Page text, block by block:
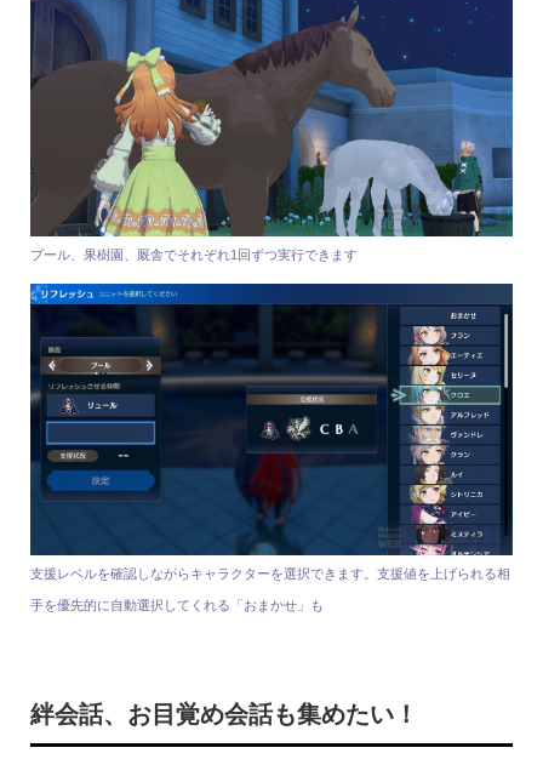
プール、果樹園、厩舎でそれぞれ1回ずつ実行できます
支援レベルを確認しながらキャラクターを選択できます。支援値を上げられる相
手を優先的に自動選択してくれる「おまかせ」も
絆会話、お目覚め会話も集めたい！